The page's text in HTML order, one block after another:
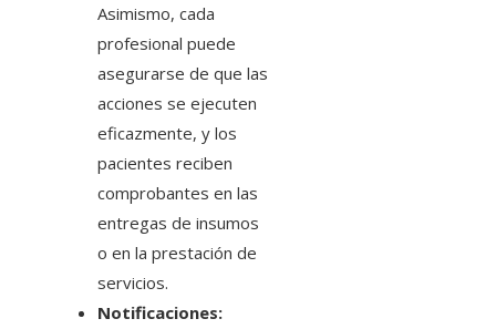
Asimismo, cada
profesional puede
asegurarse de que las
acciones se ejecuten
eficazmente, y los
pacientes reciben
comprobantes en las
entregas de insumos
o en la prestación de
servicios.
Notificaciones: